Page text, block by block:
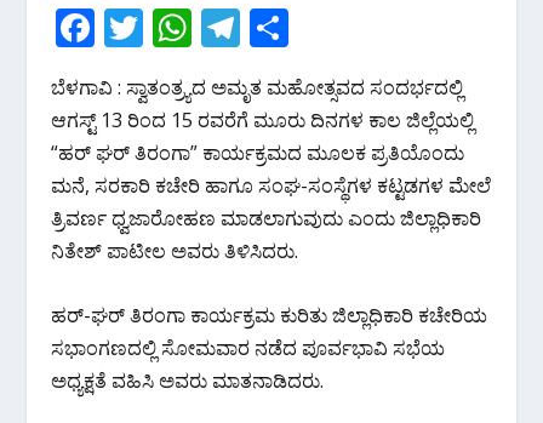
F
e
b
o
o
k
T
w
itt
er
W
h
at
s
A
p
p
T
el
e
gr
a
m
h
ar
e
ಬೆಳಗಾವಿ : ಸ್ವಾತಂತ್ರ್ಯದ ಅಮೃತ ಮಹೋತ್ಸವದ ಸಂದರ್ಭದಲ್ಲಿ
ಆಗಸ್ಟ್ 13 ರಿಂದ 15 ರವರೆಗೆ ಮೂರು ದಿನಗಳ ಕಾಲ ಜಿಲ್ಲೆಯಲ್ಲಿ
“ಹರ್ ಘರ್ ತಿರಂಗಾ” ಕಾರ್ಯಕ್ರಮದ ಮೂಲಕ ಪ್ರತಿಯೊಂದು
ಮನೆ, ಸರಕಾರಿ ಕಚೇರಿ ಹಾಗೂ ಸಂಘ-ಸಂಸ್ಥೆಗಳ ಕಟ್ಟಡಗಳ ಮೇಲೆ
ತ್ರಿವರ್ಣ ಧ್ವಜಾರೋಹಣ ಮಾಡಲಾಗುವುದು ಎಂದು ಜಿಲ್ಲಾಧಿಕಾರಿ
ನಿತೇಶ್ ಪಾಟೀಲ ಅವರು ತಿಳಿಸಿದರು.
ಹರ್-ಘರ್ ತಿರಂಗಾ ಕಾರ್ಯಕ್ರಮ ಕುರಿತು ಜಿಲ್ಲಾಧಿಕಾರಿ ಕಚೇರಿಯ
ಸಭಾಂಗಣದಲ್ಲಿ ಸೋಮವಾರ ನಡೆದ ಪೂರ್ವಭಾವಿ ಸಭೆಯ
ಅಧ್ಯಕ್ಷತೆ ವಹಿಸಿ ಅವರು ಮಾತನಾಡಿದರು.